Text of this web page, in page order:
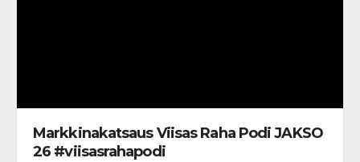
Markkinakatsaus Viisas Raha Podi JAKSO
26 #viisasrahapodi